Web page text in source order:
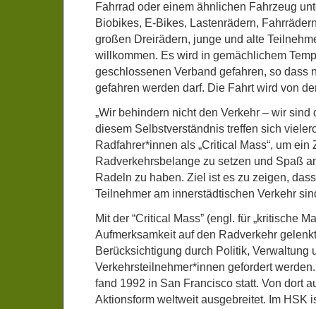
Fahrrad oder einem ähnlichen Fahrzeug
Biobikes, E-Bikes, Lastenrädern,
großen Dreirädern, junge und alte
willkommen. Es wird in gemächlichem
geschlossenen Verband gefahren, so dass
gefahren werden darf. Die Fahrt wird von
„Wir behindern nicht den Verkehr – wir sind
diesem Selbstverständnis treffen sich
Radfahrer*innen als „Critical Mass“, um ein
Radverkehrsbelange zu setzen und Spaß
Radeln zu haben. Ziel ist es zu zeigen,
Teilnehmer am innerstädtischen Verkehr
Mit der “Critical Mass” (engl. für „kritische
Aufmerksamkeit auf den Radverkehr
Berücksichtigung durch Politik, Verwaltung
Verkehrsteilnehmer*innen gefordert
fand 1992 in San Francisco statt. Von dort
Aktionsform weltweit ausgebreitet. Im HSK